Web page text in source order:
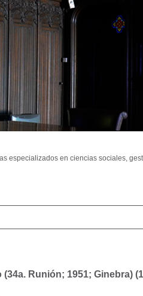
Runión; 1951; Ginebra)
especializados en ciencias sociales,